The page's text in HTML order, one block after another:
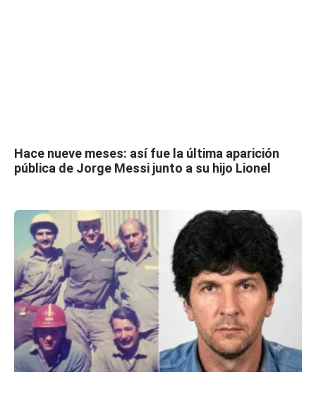
Hace nueve meses: así fue la última aparición
pública de Jorge Messi junto a su hijo Lionel